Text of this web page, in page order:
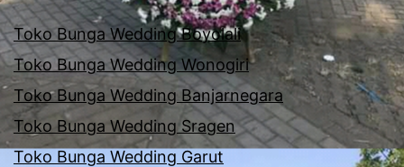
Toko Bunga Wedding Boyolali
Toko Bunga Wedding Wonogiri
Toko Bunga Wedding Banjarnegara
Toko Bunga Wedding Sragen
Toko Bunga Wedding Garut